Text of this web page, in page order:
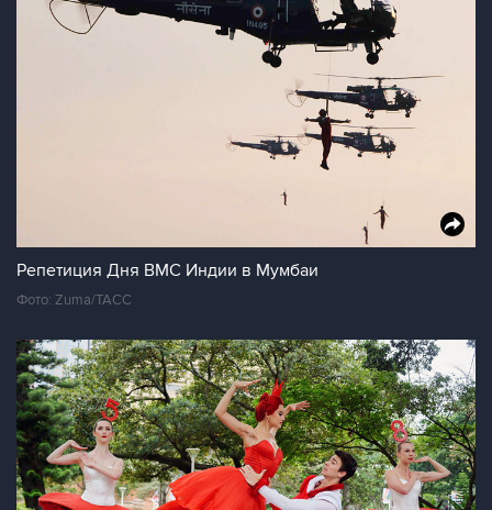
Репетиция Дня ВМС Индии в Мумбаи
Фото: Zuma/ТАСС